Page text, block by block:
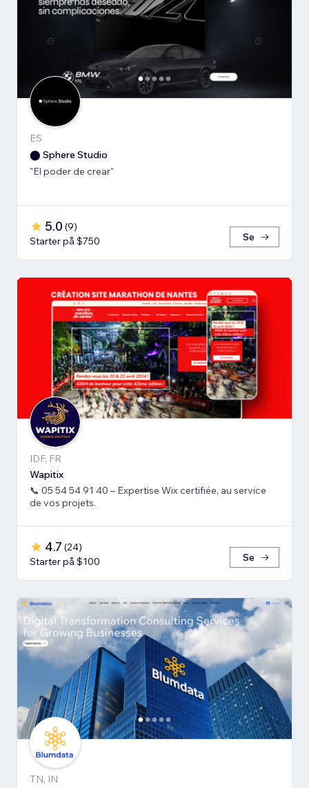
ES
⬤ Sphere Studio
"El poder de crear"
5.0 (9)
Starter på $750
Se
IDF, FR
Wapitix
📞 05 54 54 91 40 – Expertise Wix certifiée, au service
de vos projets.
4.7 (24)
Starter på $100
Se
TN, IN